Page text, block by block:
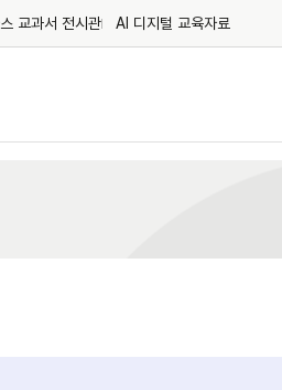
교과서 전시관 AI 디지털 교육자료